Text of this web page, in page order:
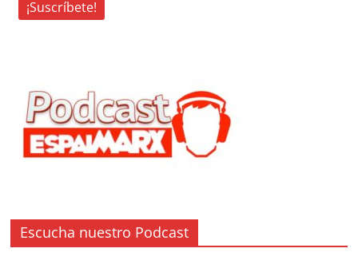
Escucha nuestro Podcast